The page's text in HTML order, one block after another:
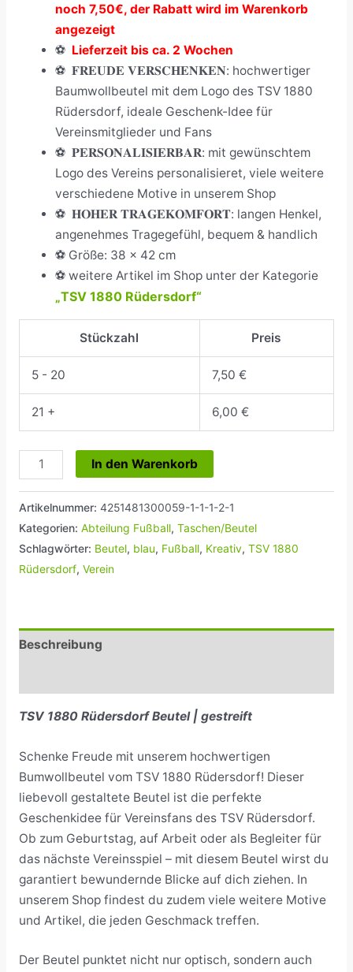
noch 7,50€, der Rabatt wird im Warenkorb
angezeigt
⚽ Lieferzeit bis ca. 2 Wochen
⚽ 𝐅𝐑𝐄𝐔𝐃𝐄 𝐕𝐄𝐑𝐒𝐂𝐇𝐄𝐍𝐊𝐄𝐍: hochwertiger
Baumwollbeutel mit dem Logo des TSV 1880
Rüdersdorf, ideale Geschenk-Idee für
Vereinsmitglieder und Fans
⚽ 𝐏𝐄𝐑𝐒𝐎𝐍𝐀𝐋𝐈𝐒𝐈𝐄𝐑𝐁𝐀𝐑: mit gewünschtem
Logo des Vereins personalisieret, viele weitere
verschiedene Motive in unserem Shop
⚽ 𝐇𝐎𝐇𝐄𝐑 𝐓𝐑𝐀𝐆𝐄𝐊𝐎𝐌𝐅𝐎𝐑𝐓: langen Henkel,
angenehmes Tragegefühl, bequem & handlich
⚽ Größe: 38 x 42 cm
⚽ weitere Artikel im Shop unter der Kategorie
„TSV 1880 Rüdersdorf“
Stückzahl Preis
5 - 20 7,50€
21 + 6,00€
In den Warenkorb
Artikelnummer: 4251481300059-1-1-1-2-1
Kategorien: Abteilung Fußball, Taschen/Beutel
Schlagwörter: Beutel, blau, Fußball, Kreativ, TSV 1880
Rüdersdorf, Verein
Beschreibung
TSV 1880 Rüdersdorf Beutel | gestreift
Schenke Freude mit unserem hochwertigen
Bumwollbeutel vom TSV 1880 Rüdersdorf! Dieser
liebevoll gestaltete Beutel ist die perfekte
Geschenkidee für Vereinsfans des TSV Rüdersdorf.
Ob zum Geburtstag, auf Arbeit oder als Begleiter für
das nächste Vereinsspiel – mit diesem Beutel wirst du
garantiert bewundernde Blicke auf dich ziehen. In
unserem Shop findest du zudem viele weitere Motive
und Artikel, die jeden Geschmack treffen.
Der Beutel punktet nicht nur optisch, sondern auch